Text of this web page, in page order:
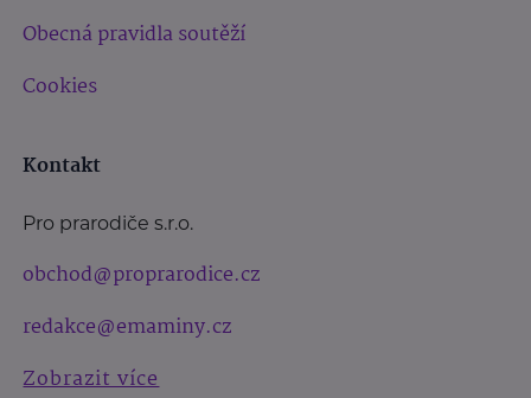
Obecná pravidla soutěží
Cookies
Kontakt
Pro prarodiče s.r.o.
obchod@proprarodice.cz
redakce@emaminy.cz
Zobrazit více